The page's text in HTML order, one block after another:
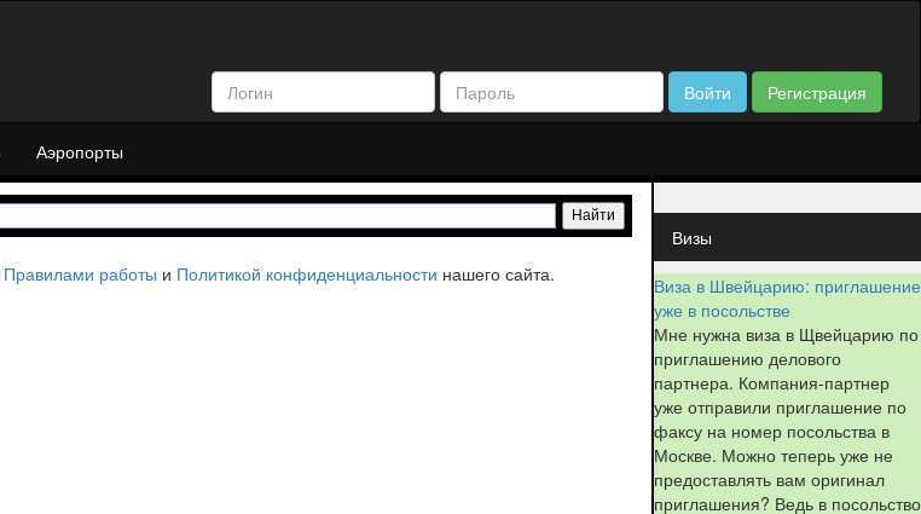
Войти Регистрация
Аэропорты
Правилами работы и Политикой конфиденциальности нашего сайта.
Визы
Виза в Швейцарию: приглашение
уже в посольстве
Мне нужна виза в Щвейцарию по
приглашению делового
партнера. Компания-партнер
уже отправили приглашение по
факсу на номер посольства в
Москве. Можно теперь уже не
предоставлять вам оригинал
приглашения? Ведь в посольство